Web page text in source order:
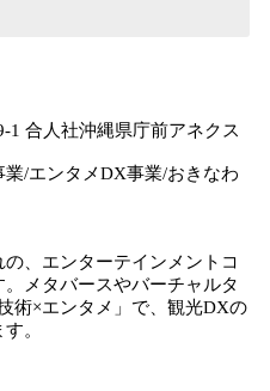
1 合人社沖縄県庁前アネクス
/エンタメDX事業/おきなわ
、エンターテインメントコ
メタバースやバーチャルタ
術×エンタメ」で、観光DXの
。